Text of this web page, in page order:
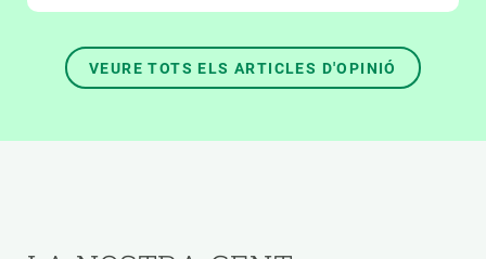
VEURE TOTS ELS ARTICLES D'OPINIÓ